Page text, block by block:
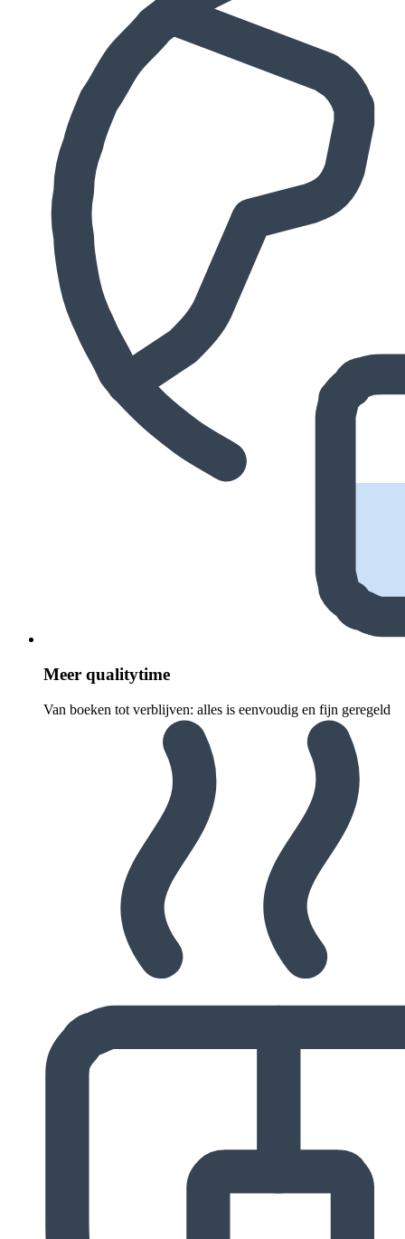
Meer quali­ty­time
Van boeken tot verblijven: alles is eenvoudig en fijn geregeld